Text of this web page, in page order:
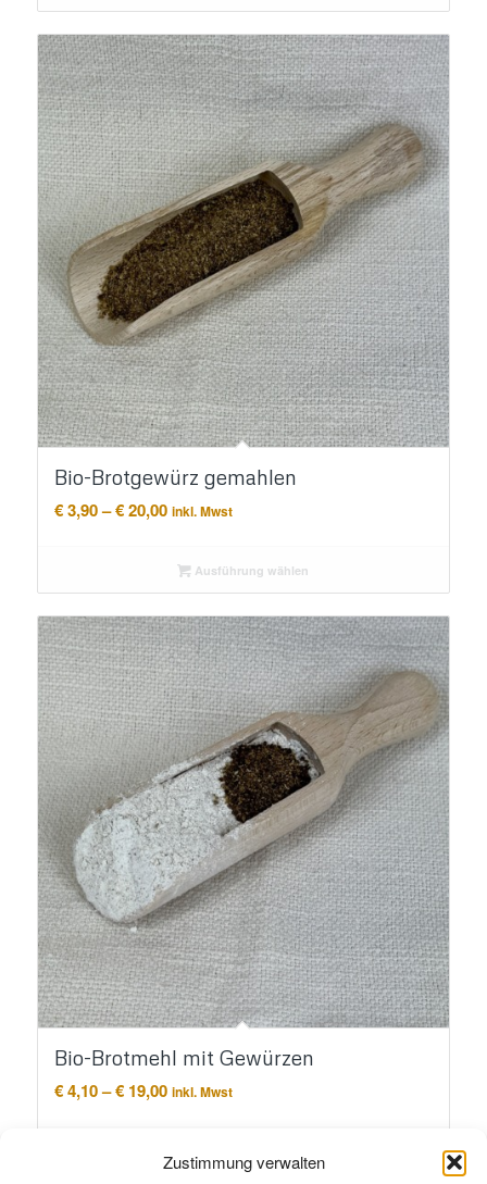
Zustimmung verwalten
Bio-Brotgewürz gemahlen
€3,90–€20,00Preisspanne:
€ 20,00
inkl. Mwst
Ausführung wählen
Bio-Brotmehl mit Gewürzen
€4,10–€19,00Preisspanne:
€ 19,00
inkl. Mwst